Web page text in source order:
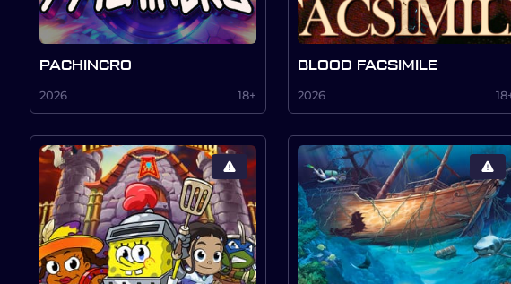
PACHINCRO
2026 18+
BLOOD FACSIMILE
2026